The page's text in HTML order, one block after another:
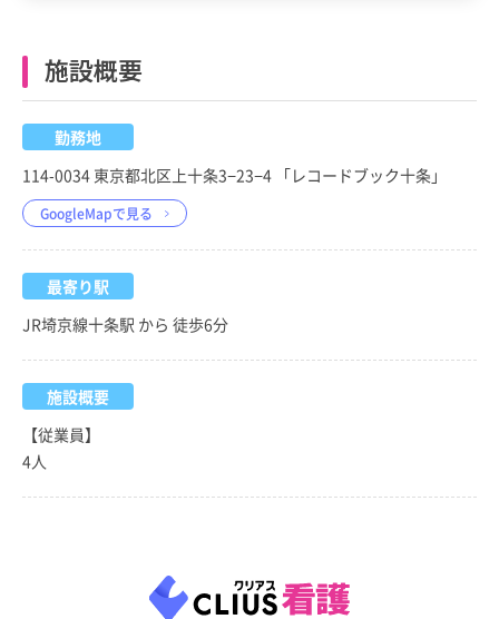
施設概要
勤務地
114-0034 東京都北区上十条3−23−4 「レコードブック十条」
GoogleMapで見る
最寄り駅
JR埼京線十条駅 から 徒歩6分
施設概要
【従業員】
4人